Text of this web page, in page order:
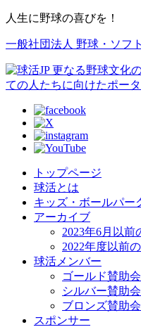
人生に野球の喜びを！
一般社団法人 野球・ソフ
トップページ
球活とは
キッズ・ボールパー
アーカイブ
2023年6月以前
2022年度以前
球活メンバー
ゴールド賛助
シルバー賛助
ブロンズ賛助
スポンサー